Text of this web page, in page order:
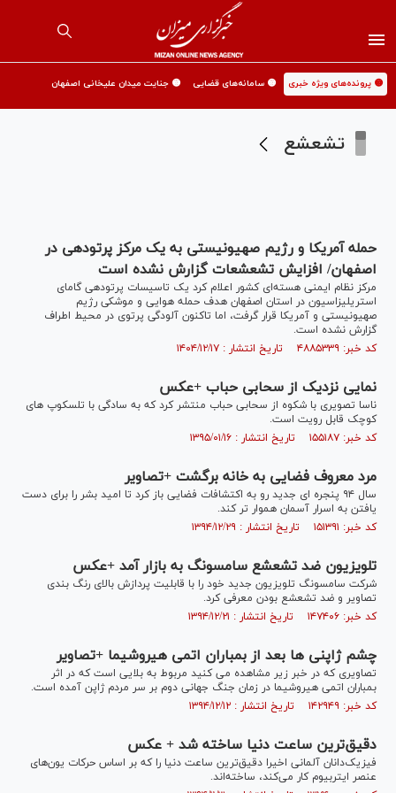
🟡 پرونده‌های ویژه خبری 🟡 سامانه‌های قضایی 🟡 جنایت میدان علیخانی اصفهان
تشعشع
حمله آمریکا و رژیم صهیونیستی به یک مرکز پرتودهی در
اصفهان/ افزایش تشعشعات گزارش نشده است
مرکز نظام ایمنی هسته‌ای کشور اعلام کرد یک تاسیسات پرتودهی گامای
استریلیزاسیون در استان اصفهان هدف حمله هوایی و موشکی رژیم
صهیونیستی و آمریکا قرار گرفت، اما تاکنون آلودگی پرتوی در محیط اطراف
گزارش نشده است.
کد خبر: ۴۸۸۵۳۳۹ تاریخ انتشار : ۱۴۰۴/۱۲/۱۷
نمایی نزدیک از سحابی حباب +عکس
ناسا تصویری با شکوه از سحابی حباب منتشر کرد که به سادگی با تلسکوپ های
کوچک قابل رویت است.
کد خبر: ۱۵۵۱۸۷ تاریخ انتشار : ۱۳۹۵/۰۱/۱۶
مرد معروف فضایی به خانه برگشت +تصاویر
سال ۹۴ پنجره ای جدید رو به اکتشافات فضایی باز کرد تا امید بشر را برای دست
یافتن به اسرار آسمان هموار تر کند.
کد خبر: ۱۵۱۳۹۱ تاریخ انتشار : ۱۳۹۴/۱۲/۲۹
تلویزیون ضد تشعشع سامسونگ به بازار آمد +عکس
شرکت سامسونگ تلویزیون جدید خود را با قابلیت پردازش بالای رنگ بندی
تصاویر و ضد تشعشع بودن معرفی کرد.
کد خبر: ۱۴۷۴۰۶ تاریخ انتشار : ۱۳۹۴/۱۲/۲۱
چشم ژاپنی ها بعد از بمباران اتمی هیروشیما +تصاویر
تصاویری که در خبر زیر مشاهده می کنید مربوط به بلایی است که در اثر
بمباران اتمی هیروشیما در زمان جنگ جهانی دوم بر سر مردم ژاپن آمده است.
کد خبر: ۱۴۲۹۴۹ تاریخ انتشار : ۱۳۹۴/۱۲/۱۲
دقیق‌ترین ساعت دنیا ساخته شد + عکس
فیزیک‌دانان آلمانی اخیرا دقیق‌ترین ساعت دنیا را که بر اساس حرکات یون‌های
عنصر ایتربیوم کار می‌کند، ساخته‌اند.